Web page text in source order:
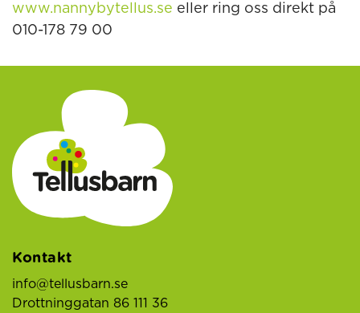
www.nannybytellus.se eller ring oss direkt på
010-178 79 00
Kontakt
info@tellusbarn.se
Drottninggatan 86 111 36